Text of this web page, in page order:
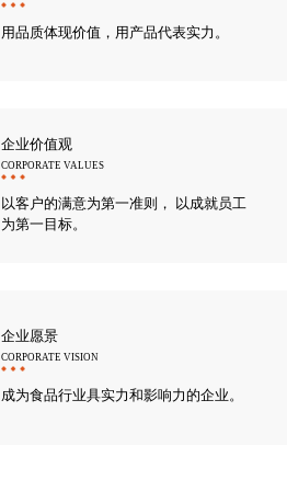
用品质体现价值，用产品代表实力。
企业价值观
CORPORATE VALUES
以客户的满意为第一准则， 以成就员工
为第一目标。
企业愿景
CORPORATE VISION
成为食品行业具实力和影响力的企业。